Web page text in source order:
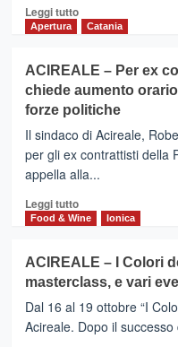
cerimoniale”.
con
Anna
Fosson.
Gli
errori
Leggi tuttoLeggi
ACIREALE
–
Il
mese
dell’Arte
Sacra
Apertura Catania
ACIREALE – Per ex
chiede aumento
forze politiche
Il sindaco di Acireale,
per gli ex contrattisti della
appella alla...
Leggi tuttoLeggi
di
ACIREALE
–
Per
ex
contrattisti
Food & Wine Ionica
ACIREALE – I Colori
masterclass, e vari
Dal 16 al 19 ottobre “I
Acireale. Dopo il